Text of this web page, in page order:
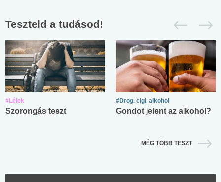
Teszteld a tudásod!
#Lélek
Szorongás teszt
#Drog, cigi, alkohol
Gondot jelent az alkohol?
MÉG TÖBB TESZT